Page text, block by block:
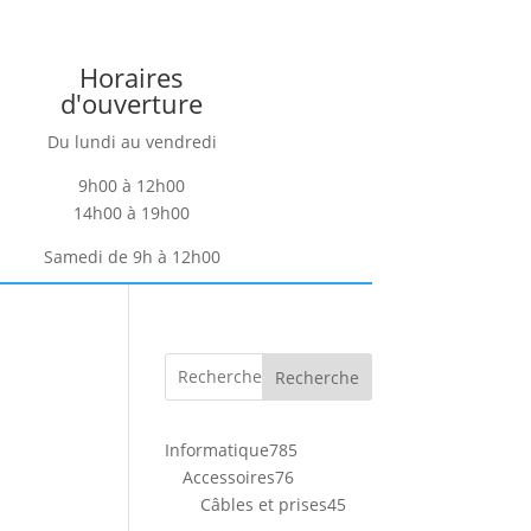
Horaires
d'ouverture
Du lundi au vendredi
9h00 à 12h00
14h00 à 19h00
Samedi de 9h à 12h00
Recherche
Informatique785
Accessoires7676
produits
Câbles et prises45